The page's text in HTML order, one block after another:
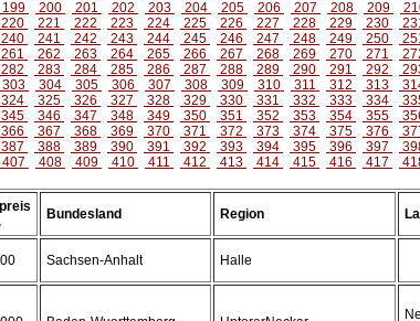
199 200 201 202 203 204 205 206 207 208 209
220 221 222 223 224 225 226 227 228 229 230
240 241 242 243 244 245 246 247 248 249 250
261 262 263 264 265 266 267 268 269 270 271
282 283 284 285 286 287 288 289 290 291 292
303 304 305 306 307 308 309 310 311 312 313
324 325 326 327 328 329 330 331 332 333 334
345 346 347 348 349 350 351 352 353 354 355
366 367 368 369 370 371 372 373 374 375 376
387 388 389 390 391 392 393 394 395 396 397
407 408 409 410 411 412 413 414 415 416 417
Bundesland Region
Sachsen-Anhalt Halle